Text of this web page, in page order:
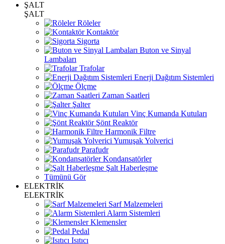
ŞALT
ŞALT
Röleler
Kontaktör
Sigorta
Buton ve Sinyal
Lambaları
Trafolar
Enerji Dağıtım Sistemleri
Ölçme
Zaman Saatleri
Şalter
Vinç Kumanda Kutuları
Şönt Reaktör
Harmonik Filtre
Yumuşak Yolverici
Parafudr
Kondansatörler
Şalt Haberleşme
Tümünü Gör
ELEKTRİK
ELEKTRİK
Sarf Malzemeleri
Alarm Sistemleri
Klemensler
Pedal
Isıtıcı